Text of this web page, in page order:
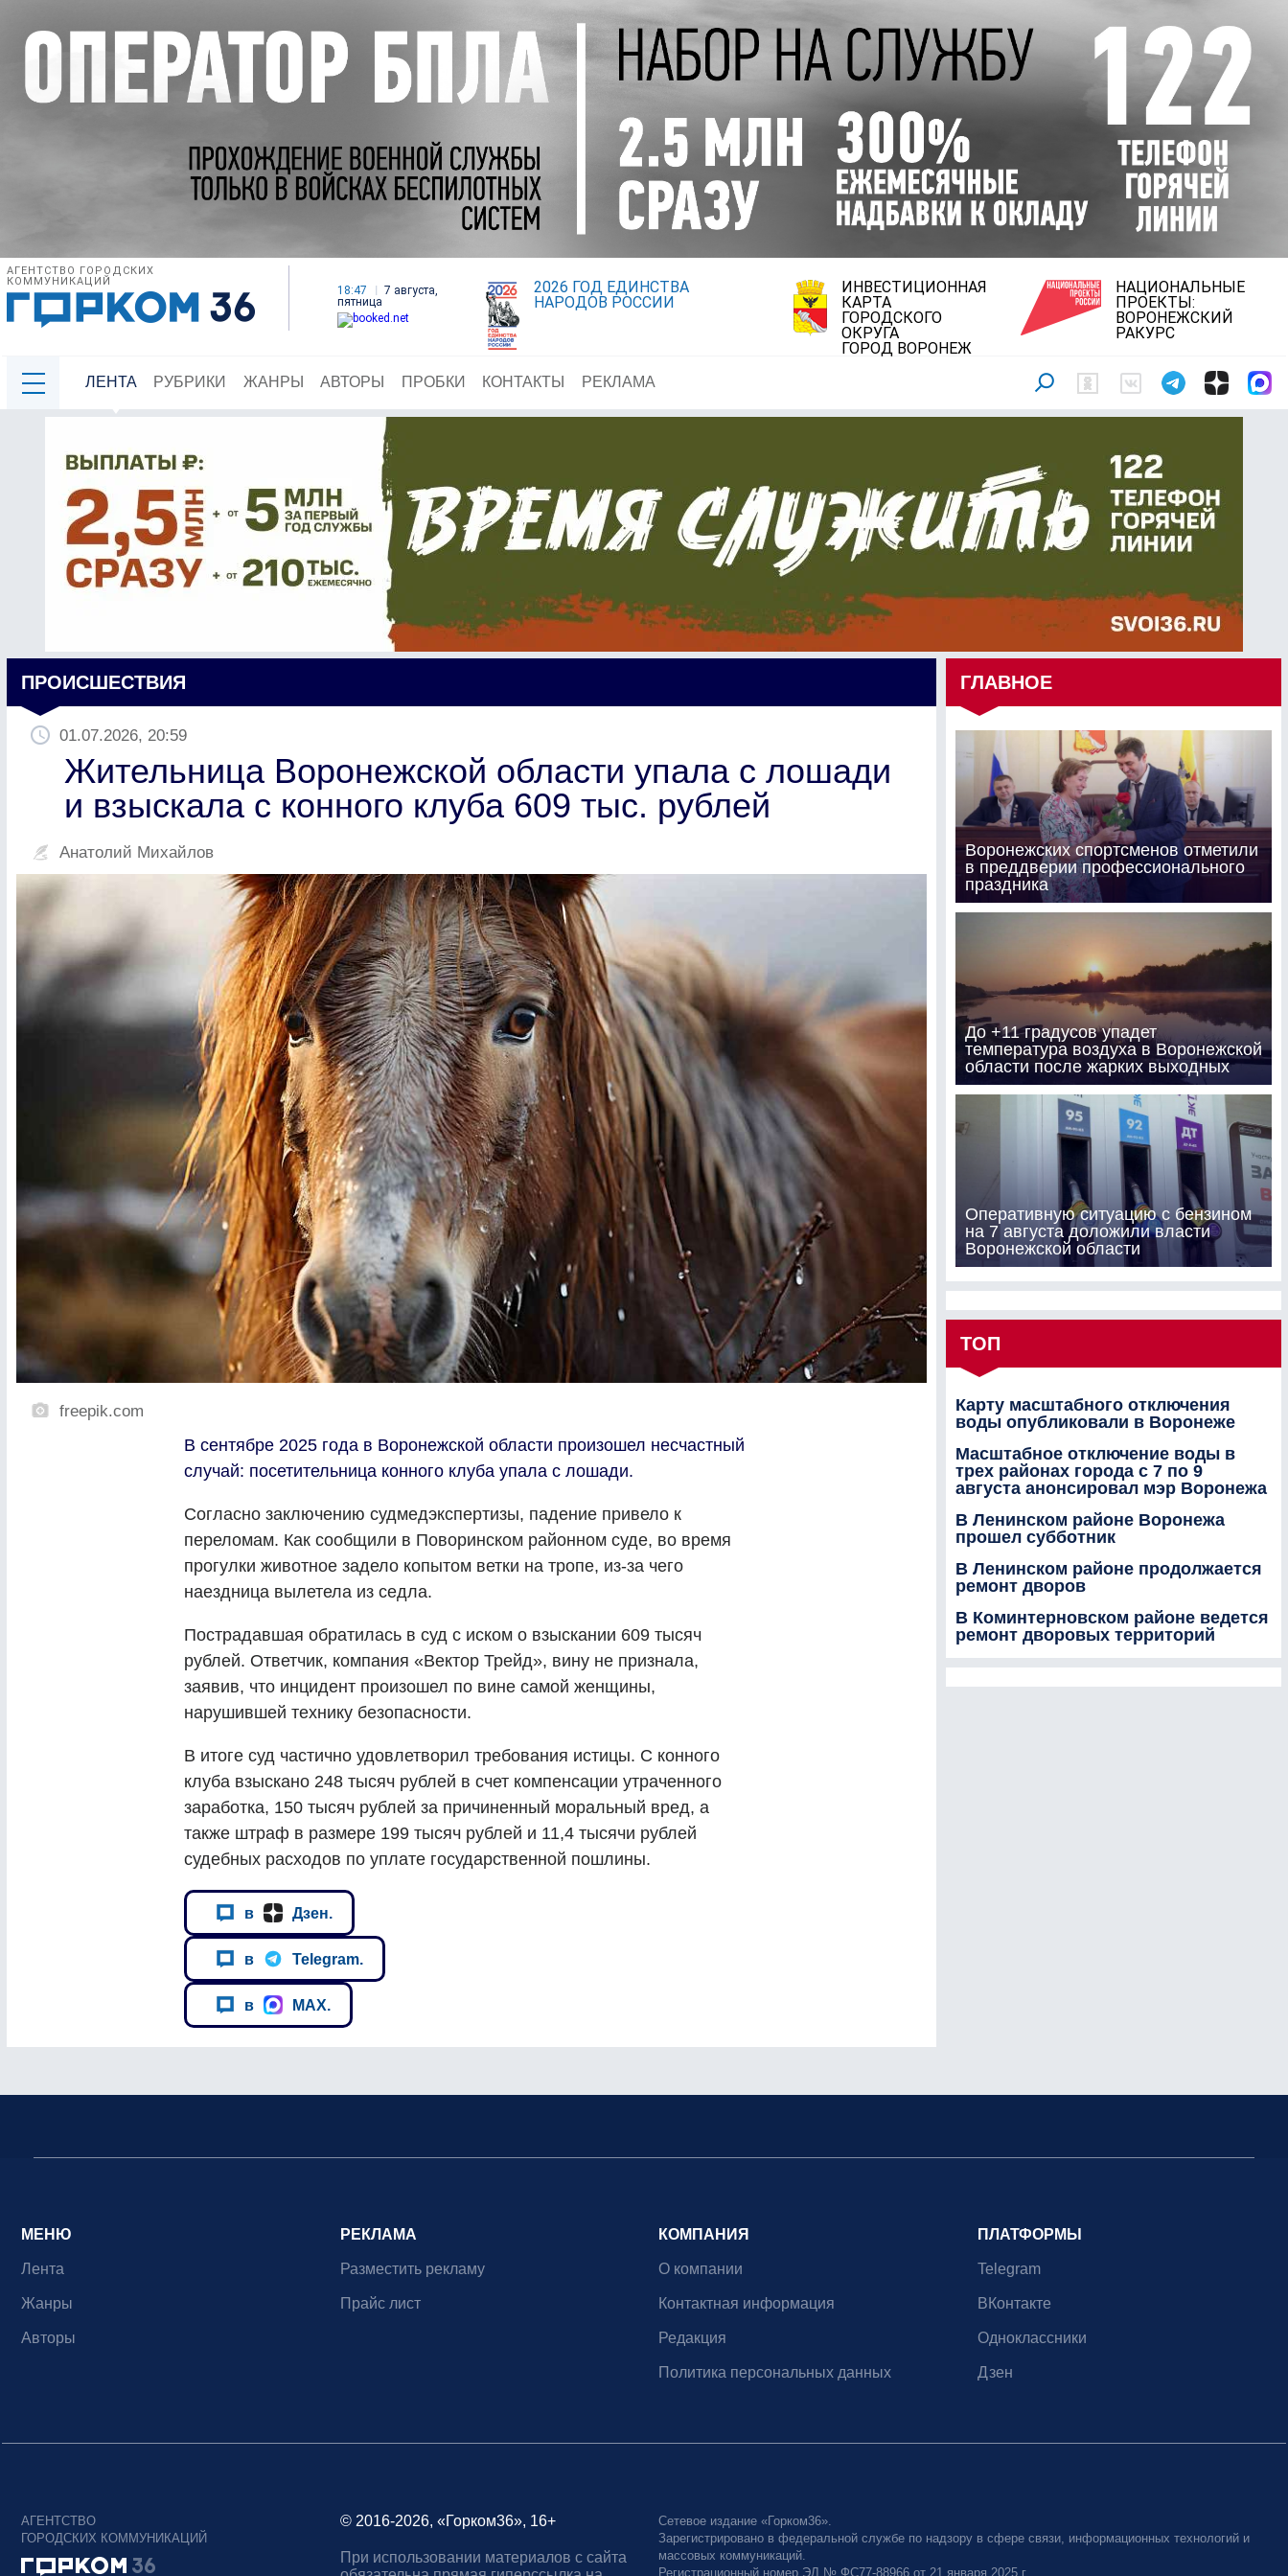
АГЕНТСТВО ГОРОДСКИХ
КОММУНИКАЦИЙ
18:47
7 августа,
пятница
2026 ГОД ЕДИНСТВА
НАРОДОВ РОССИИ
ИНВЕСТИЦИОННАЯ
КАРТА
ГОРОДСКОГО
ОКРУГА
ГОРОД ВОРОНЕЖ
НАЦИОНАЛЬНЫЕ
ПРОЕКТЫ:
ВОРОНЕЖСКИЙ
РАКУРС
ЛЕНТА РУБРИКИ ЖАНРЫ АВТОРЫ ПРОБКИ КОНТАКТЫ РЕКЛАМА
ПРОИСШЕСТВИЯ
01.07.2026, 20:59
Жительница Воронежской области упала с лошади
и взыскала с конного клуба 609 тыс. рублей
Анатолий Михайлов
freepik.com
В сентябре 2025 года в Воронежской области произошел несчастный
случай: посетительница конного клуба упала с лошади.
Согласно заключению судмедэкспертизы, падение привело к
переломам. Как сообщили в Поворинском районном суде, во время
прогулки животное задело копытом ветки на тропе, из-за чего
наездница вылетела из седла.
Пострадавшая обратилась в суд с иском о взыскании 609 тысяч
рублей. Ответчик, компания «Вектор Трейд», вину не признала,
заявив, что инцидент произошел по вине самой женщины,
нарушившей технику безопасности.
В итоге суд частично удовлетворил требования истицы. С конного
клуба взыскано 248 тысяч рублей в счет компенсации утраченного
заработка, 150 тысяч рублей за причиненный моральный вред, а
также штраф в размере 199 тысяч рублей и 11,4 тысячи рублей
судебных расходов по уплате государственной пошлины.
в Дзен.
в Telegram.
в MAX.
ГЛАВНОЕ
Воронежских спортсменов отметили
в преддверии профессионального
праздника
До +11 градусов упадет
температура воздуха в Воронежской
области после жарких выходных
Оперативную ситуацию с бензином
на 7 августа доложили власти
Воронежской области
ТОП
Карту масштабного отключения
воды опубликовали в Воронеже
Масштабное отключение воды в
трех районах города с 7 по 9
августа анонсировал мэр Воронежа
В Ленинском районе Воронежа
прошел субботник
В Ленинском районе продолжается
ремонт дворов
В Коминтерновском районе ведется
ремонт дворовых территорий
МЕНЮ
Лента
Жанры
Авторы
РЕКЛАМА
Разместить рекламу
Прайс лист
КОМПАНИЯ
О компании
Контактная информация
Редакция
Политика персональных данных
ПЛАТФОРМЫ
Telegram
ВКонтакте
Одноклассники
Дзен
АГЕНТСТВО
ГОРОДСКИХ КОММУНИКАЦИЙ
© 2016-2026, «Горком36», 16+
При использовании материалов с сайта
Сетевое издание «Горком36».
Зарегистрировано в федеральной службе по надзору в сфере связи, информационных технологий и
массовых коммуникаций.
Регистрационный номер ЭЛ № ФС77-88966 от 21 января 2025 г.